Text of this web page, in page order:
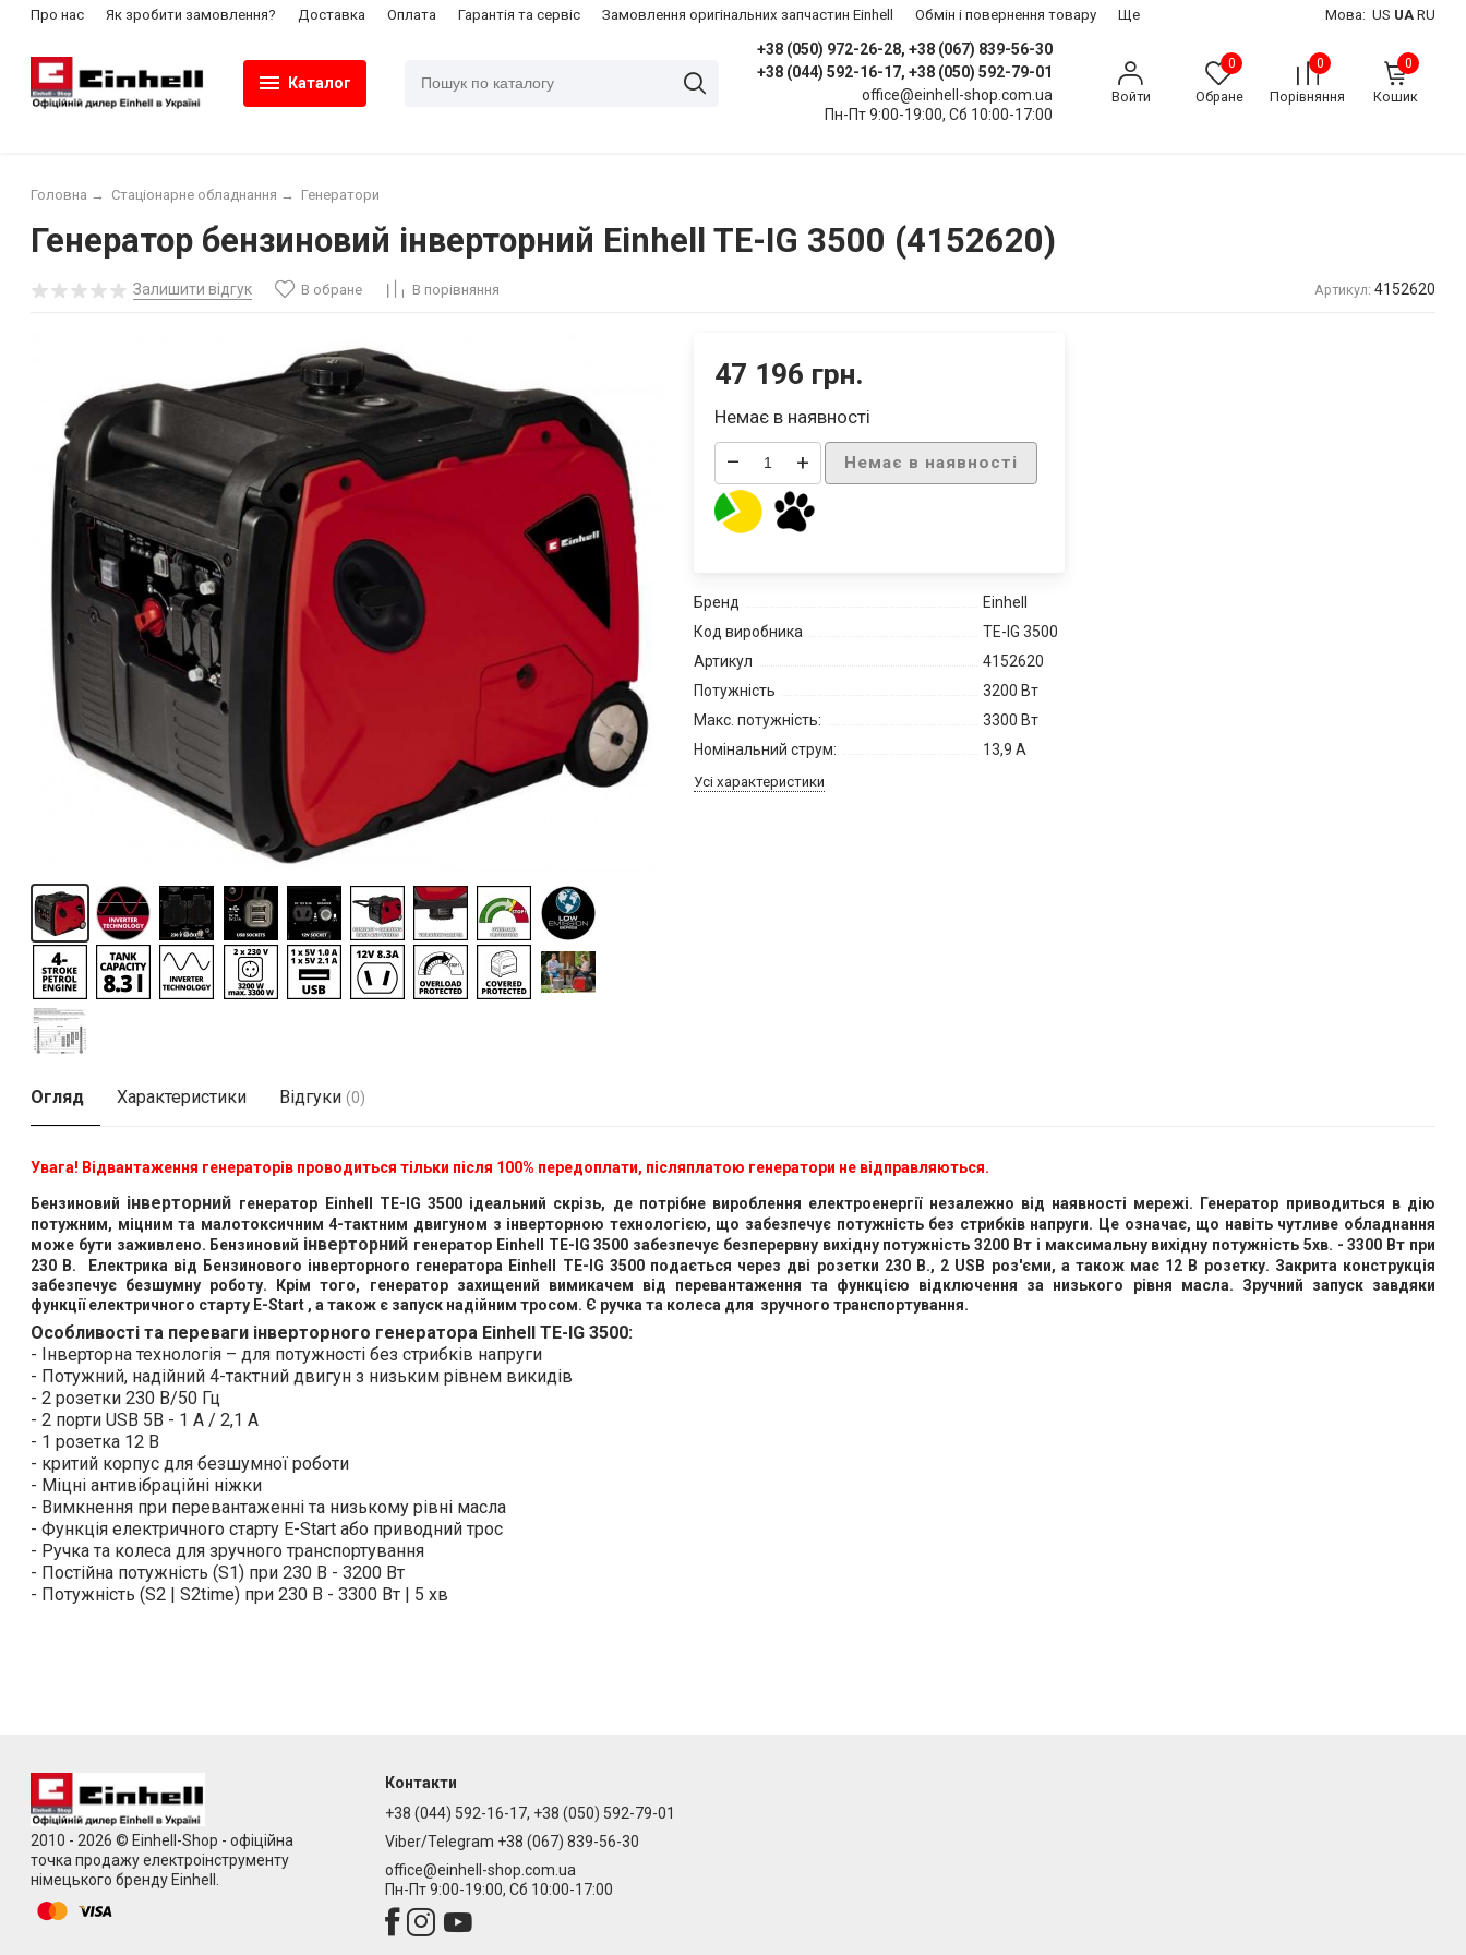
Про нас Як зробити замовлення? Доставка Оплата Гарантія та сервіс Замовлення оригінальних запчастин Einhell ​Обмін і повернення товару Ще Мова: US UA RU
Каталог
+38 (050) 972-26-28, +38 (067) 839-56-30
+38 (044) 592-16-17, +38 (050) 592-79-01
office@einhell-shop.com.ua
Пн-Пт 9:00-19:00, Сб 10:00-17:00
Войти
0
Обране
0
Порівняння
0
Кошик
Головна → Стаціонарне обладнання → Генератори
Генератор бензиновий інверторний Einhell TE-IG 3500 (4152620)
Залишити відгук В обране В порівняння Артикул: 4152620
47 196 грн.
Немає в наявності
– + Немає в наявності
Бренд
Einhell
Код виробника
TE-IG 3500
Артикул
4152620
Потужність
3200 Вт
Макс. потужність:
3300 Вт
Номінальний струм:
13,9 А
Усі характеристики
Огляд Характеристики Відгуки (0)
Увага! Відвантаження генераторів проводиться тільки після 100% передоплати, післяплатою генератори не відправляються.
Бензиновий інверторний генератор Einhell TE-IG 3500 ідеальний скрізь, де потрібне вироблення електроенергії незалежно від наявності мережі. Генератор приводиться в дію
потужним, міцним та малотоксичним 4-тактним двигуном з інверторною технологією, що забезпечує потужність без стрибків напруги. Це означає, що навіть чутливе обладнання
може бути заживлено. Бензиновий інверторний генератор Einhell TE-IG 3500 забезпечує безперервну вихідну потужність 3200 Вт і максимальну вихідну потужність 5хв. - 3300 Вт при
230 В. Електрика від Бензинового інверторного генератора Einhell TE-IG 3500 подається через дві розетки 230 В., 2 USB роз'єми, а також має 12 В розетку. Закрита конструкція
забезпечує безшумну роботу. Крім того, генератор захищений вимикачем від перевантаження та функцією відключення за низького рівня масла. Зручний запуск завдяки
функції електричного старту E-Start , а також є запуск надійним тросом. Є ручка та колеса для зручного транспортування.
Особливості та переваги інверторного генератора Einhell TE-IG 3500:
- Інверторна технологія – для потужності без стрибків напруги
- Потужний, надійний 4-тактний двигун з низьким рівнем викидів
- 2 розетки 230 В/50 Гц
- 2 порти USB 5В - 1 А / 2,1 А
- 1 розетка 12 В
- критий корпус для безшумної роботи
- Міцні антивібраційні ніжки
- Вимкнення при перевантаженні та низькому рівні масла
- Функція електричного старту E-Start або приводний трос
- Ручка та колеса для зручного транспортування
- Постійна потужність (S1) при 230 В - 3200 Вт
- Потужність (S2 | S2time) при 230 В - 3300 Вт | 5 хв
2010 - 2026 © Einhell-Shop - офіційна
точка продажу електроінструменту
німецького бренду Einhell.
Контакти
+38 (044) 592-16-17, +38 (050) 592-79-01
Viber/Telegram +38 (067) 839-56-30
office@einhell-shop.com.ua
Пн-Пт 9:00-19:00, Сб 10:00-17:00